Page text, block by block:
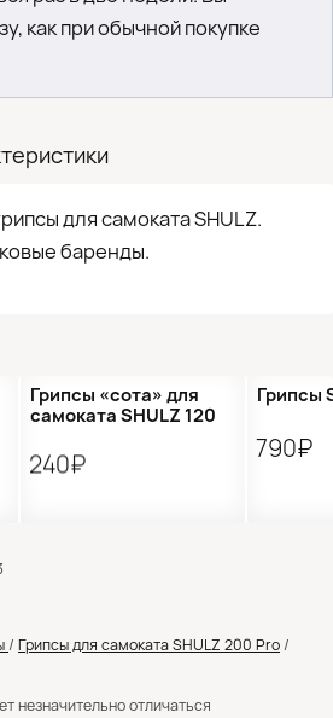
для самоката SHULZ.
баренды.
Грипсы «сота» для
самоката SHULZ 120
240₽
Грипсы
790₽
как при обычной покупке
/ Грипсы для самоката SHULZ 200 Pro /
незначительно отличаться